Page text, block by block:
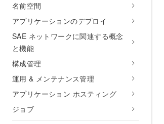
名前空間
アプリケーションのデプロイ
SAE ネットワークに関連する概念
と機能
構成管理
運用 & メンテナンス管理
アプリケーション ホスティング
ジョブ